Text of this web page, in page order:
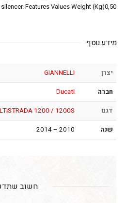
Features Values Weight (Kg)0,50
מידע נוסף
יצרן
GIANNELLI
חברה
Ducati
דגם
1200 / 1200S
שנה
2010 – 2014
חשוב